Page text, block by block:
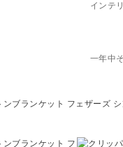
インテ
一年中